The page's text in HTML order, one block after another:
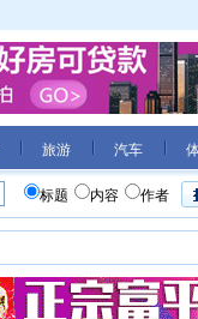
旅游 汽车
标题 内容 作者